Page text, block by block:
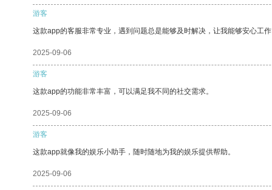
游客
这款app的客服非常专业，遇到问题总是能够及时解决，让我能够安心工
2025-09-06
游客
这款app的功能非常丰富，可以满足我不同的社交需求。
2025-09-06
游客
这款app就像我的娱乐小助手，随时随地为我的娱乐提供帮助。
2025-09-06